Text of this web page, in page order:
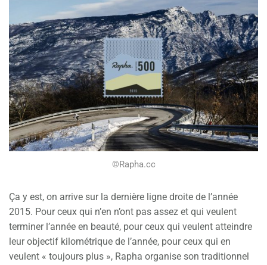
©Rapha.cc
Ça y est, on arrive sur la dernière ligne droite de l’année
2015. Pour ceux qui n’en n’ont pas assez et qui veulent
terminer l’année en beauté, pour ceux qui veulent atteindre
leur objectif kilométrique de l’année, pour ceux qui en
veulent « toujours plus », Rapha organise son traditionnel